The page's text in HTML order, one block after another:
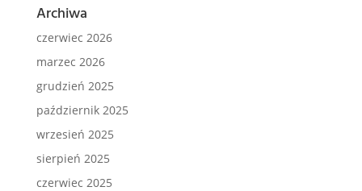
Archiwa
czerwiec 2026
marzec 2026
grudzień 2025
październik 2025
wrzesień 2025
sierpień 2025
czerwiec 2025